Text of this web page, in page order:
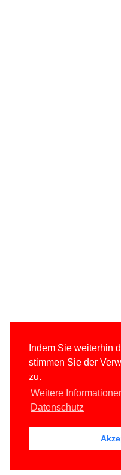
Indem Sie weiterhin
stimmen Sie der
zu.
Weitere
Datenschutz